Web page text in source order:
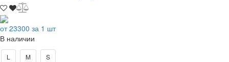
от 23300 за 1 шт
В наличии
L M S